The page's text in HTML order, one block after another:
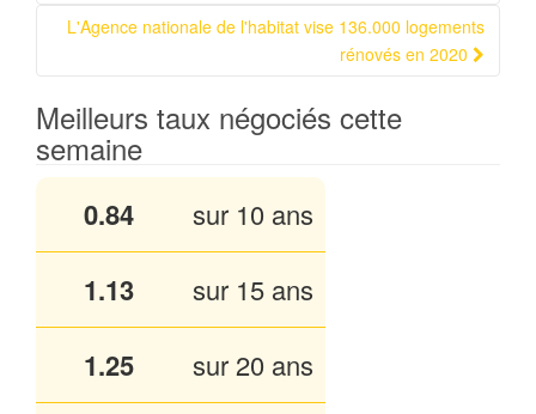
L'Agence nationale de l'habitat vise 136.000 logements
rénovés en 2020
Meilleurs taux négociés cette
semaine
0.84 sur 10 ans
1.13 sur 15 ans
1.25 sur 20 ans